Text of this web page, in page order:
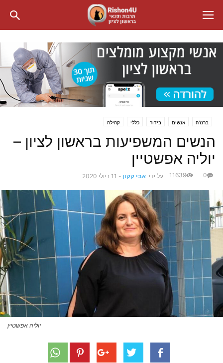
ברנז'ה אנשים בידור כללי קהילה
הנשים המשפיעות בראשון לציון –
יוליה אפשטיין
על ידי אבי קקון - 11 ביולי 2020 0
11639
יוליה אפשטיין